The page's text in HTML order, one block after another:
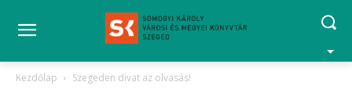
Kezdőlap Szegeden divat az olvasás!